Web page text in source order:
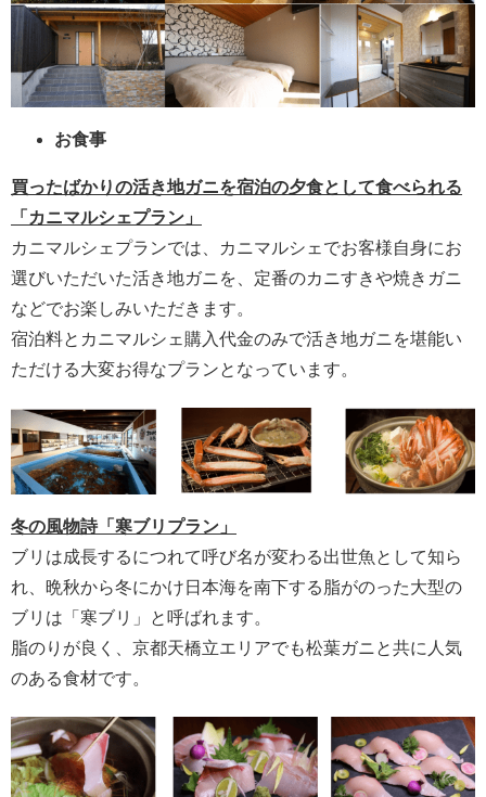
お食事
買ったばかりの活き地ガニを宿泊の夕食として食べられる
「カニマルシェプラン」
カニマルシェプランでは、カニマルシェでお客様自身にお
選びいただいた活き地ガニを、定番のカニすきや焼きガニ
などでお楽しみいただきます。
宿泊料とカニマルシェ購入代金のみで活き地ガニを堪能い
ただける大変お得なプランとなっています。
冬の風物詩「寒ブリプラン」
ブリは成長するにつれて呼び名が変わる出世魚として知ら
れ、晩秋から冬にかけ日本海を南下する脂がのった大型の
ブリは「寒ブリ」と呼ばれます。
脂のりが良く、京都天橋立エリアでも松葉ガニと共に人気
のある食材です。